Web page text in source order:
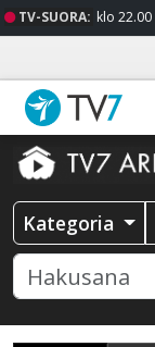
TV-SUORA: klo 22.00
Kategoria